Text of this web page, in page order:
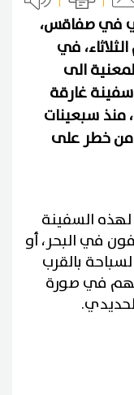
في صفاقس،
في
الى
سفينة غارقة
سبعينات
من خطر على
لهذه السفينة
في البحر، أو
بالقرب
في صورة